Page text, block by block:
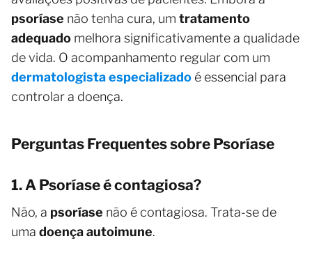
psoríase não tenha cura, um tratamento
adequado melhora significativamente a qualidade
de vida. O acompanhamento regular com um
dermatologista especializado é essencial para
controlar a doença.
Perguntas Frequentes sobre Psoríase
1. A Psoríase é contagiosa?
Não, a psoríase não é contagiosa. Trata-se de
uma doença autoimune.